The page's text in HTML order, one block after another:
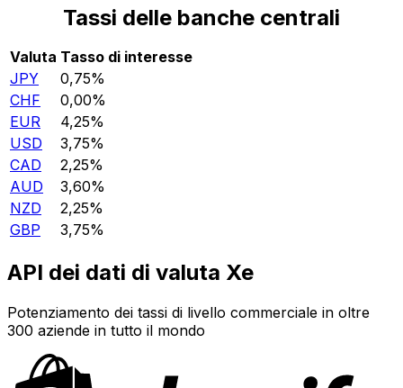
Tassi delle banche centrali
Valuta Tasso di interesse
JPY
0,75%
CHF
0,00%
EUR
4,25%
USD
3,75%
CAD
2,25%
AUD
3,60%
NZD
2,25%
GBP
3,75%
API dei dati di valuta Xe
Potenziamento dei tassi di livello commerciale in oltre
300 aziende in tutto il mondo